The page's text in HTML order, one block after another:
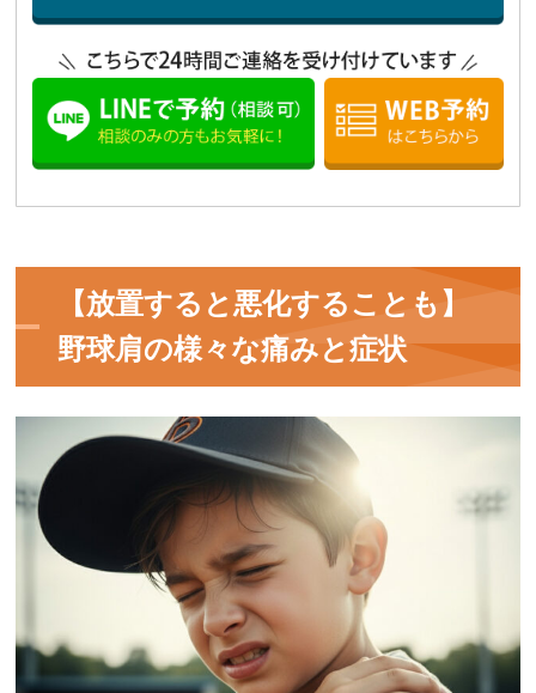
【放置すると悪化することも】
野球肩の様々な痛みと症状